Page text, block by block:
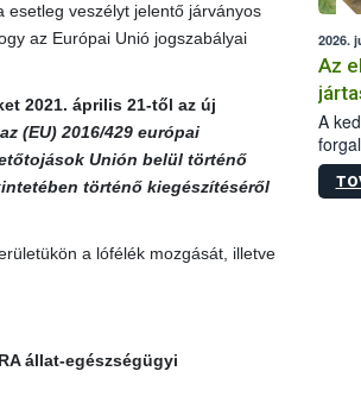
veszélyt jelentő járványos
az Európai Unió jogszabályai
2021. április 21-től az új
az (EU) 2016/429 európai
Unión belül történő
történő kiegészítéséről
a lófélék mozgását, illetve
állat-egészségügyi
2026.
Az
A